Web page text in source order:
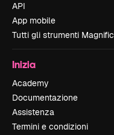
API
App mobile
Tutti gli strumenti Magnific
Inizia
Academy
Documentazione
Assistenza
Termini e condizioni